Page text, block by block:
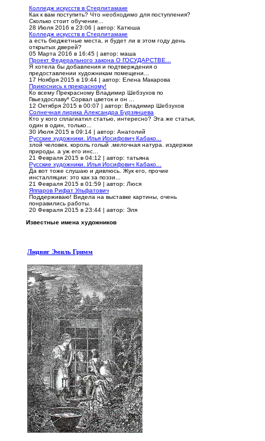
Колледж искусств в Стерлитамаке
Как к вам поступить? Что необходимо для поступления?
Сколько стоит обучение...
28 Июля 2016 в 23:06 | автор: Катюша
Колледж искусств в Стерлитамаке
а есть бюджетные места, и будет ли в этом году день
открытых дверей?
05 Марта 2016 в 16:45 | автор: маша
Проект Федерального закона О ГОСУДАРСТВЕ...
Я хотела бы добавления и подтверждения о
предоставлении художникам помещени...
17 Ноября 2015 в 19:44 | автор: Елена Макарова
Прикоснись к прекрасному!
Ко всему Прекрасному Владимир Шебзухов по
Гвьездославу* Сорвал цветок и он ...
12 Октября 2015 в 00:07 | автор: Владимир Шебзухов
Солнечная лирика Александра Бурзянцева
Кто у кого сплагиатил статью, интересно? Эта же статья,
один в один, только...
30 Июля 2015 в 09:14 | автор: Анатолий
Русские художники. Илья Иосифович Кабако...
злой человек. король голый .мелочная натура. издержки
природы. а уж его инс...
21 Февраля 2015 в 04:12 | автор: татьяна
Русские художники. Илья Иосифович Кабако...
Да вот тоже слушаю и дивлюсь. Жук его, прочие
инсталляции: это как за поэзи...
21 Февраля 2015 в 01:59 | автор: Люся
Яппаров Рифат Ульфатович
Поддерживаю! Видела на выставке картины, очень
понравились работы.
20 Февраля 2015 в 23:44 | автор: Эля
Известные имена художников
Людвиг Эмиль Гримм